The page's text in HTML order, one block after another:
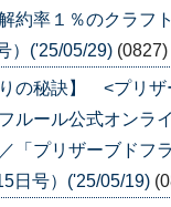
約率１％のクラフ
）('25/05/29) (0827)
りの秘訣】 <プリ
ルール公式オン
「プリザーブドフ
日号）('25/05/19)